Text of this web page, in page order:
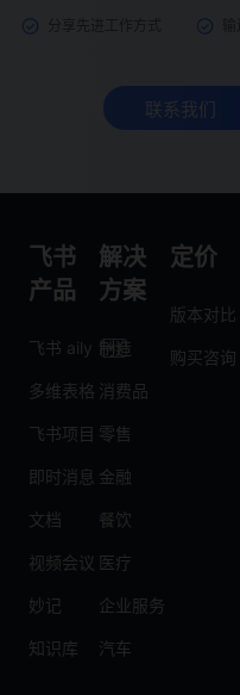
联系我们
飞书
产品
飞书 aily
多维表格
飞书项目
即时消息
文档
视频会议
妙记
知识库
解决
方案
制造
消费品
零售
金融
餐饮
医疗
企业服务
汽车
定价
版本对比
购买咨询